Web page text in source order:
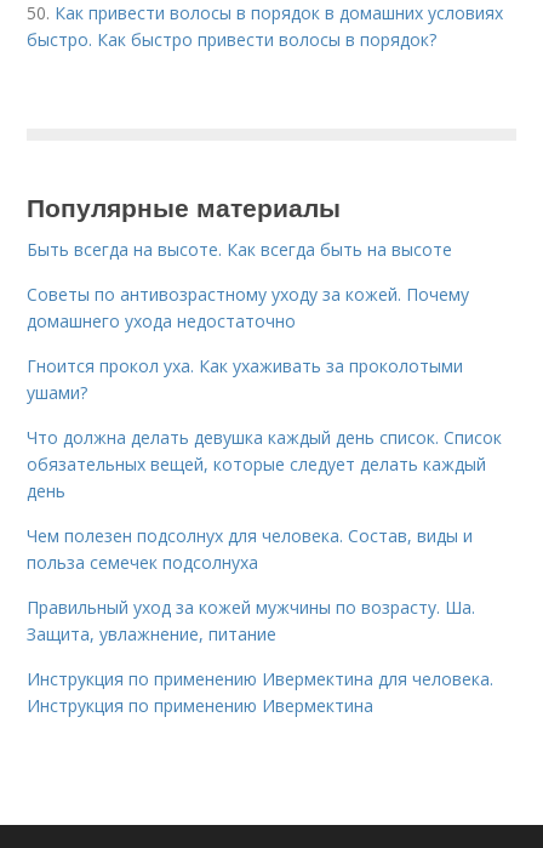
50. Как привести волосы в порядок в домашних условиях
быстро. Как быстро привести волосы в порядок?
Популярные материалы
Быть всегда на высоте. Как всегда быть на высоте
Советы по антивозрастному уходу за кожей. Почему
домашнего ухода недостаточно
Гноится прокол уха. Как ухаживать за проколотыми
ушами?
Что должна делать девушка каждый день список. Список
обязательных вещей, которые следует делать каждый
день
Чем полезен подсолнух для человека. Состав, виды и
польза семечек подсолнуха
Правильный уход за кожей мужчины по возрасту. Ша.
Защита, увлажнение, питание
Инструкция по применению Ивермектина для человека.
Инструкция по применению Ивермектина